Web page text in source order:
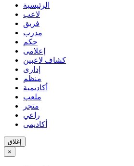
الرئيسية
لاعب
فريق
مدرب
حكم
إعلامى
كشاف لاعبين
إدارى
منظم
أكاديمية
ملعب
متجر
راعي
أكاديمى
إغلاق
×